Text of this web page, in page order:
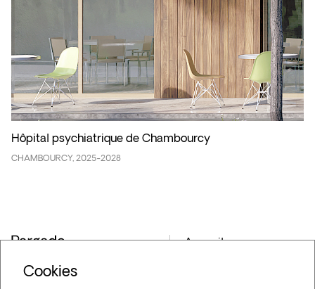
Cookies
Hôpital psychiatrique de Chambourcy
CHAMBOURCY, 2025-2028
Accueil